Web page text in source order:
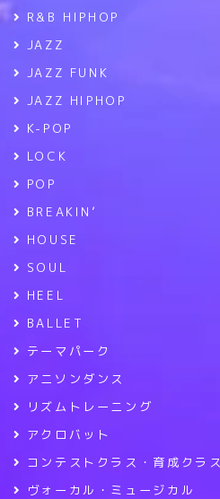
R&B HIPHOP
JAZZ
JAZZ FUNK
JAZZ HIPHOP
K-POP
LOCK
POP
BREAKIN’
HOUSE
SOUL
HEEL
BALLET
テーマパーク
アニソンダンス
リズムトレーニング
アクロバット
コンテストクラス・育成クラス
ヴォーカル・ミュージカル